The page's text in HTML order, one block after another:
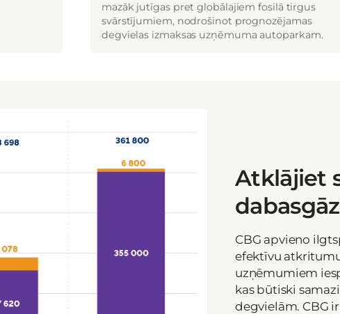
mazāk jutīgas pret globālajiem fosilā tirgus
svārstījumiem, nodrošinot prognozējamas
degvielas izmaksas uzņēmuma autoparkam.
Atklājiet
CBG apvieno
efektīvu
uzņēmumiem
kas būtiski
degvielām. CBG